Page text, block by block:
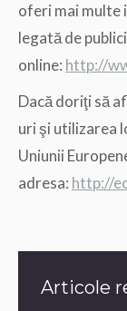
oferi mai multe
legată de
online: http://
Dacă doriţi să
uri şi utilizarea
Uniunii
adresa: http://
Articole